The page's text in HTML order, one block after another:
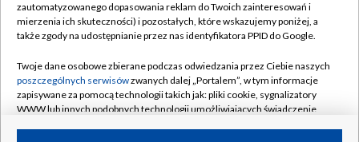
Rewanż Świątek za Roland Garros. "Jestem
ciekawa, co Iga zmieni"
TVP
zautomatyzowanego dopasowania reklam do Twoich zainteresowań i
mierzenia ich skuteczności) i pozostałych, które wskazujemy poniżej, a
także zgody na udostępnianie przez nas identyfikatora PPID do Google.
Twoje dane osobowe zbierane podczas odwiedzania przez Ciebie naszych
poszczególnych serwisówzwanych dalej „Portalem”, w tym informacje
zapisywane za pomocą technologii takich jak: pliki cookie, sygnalizatory
WWW lub innych podobnych technologii umożliwiających świadczenie